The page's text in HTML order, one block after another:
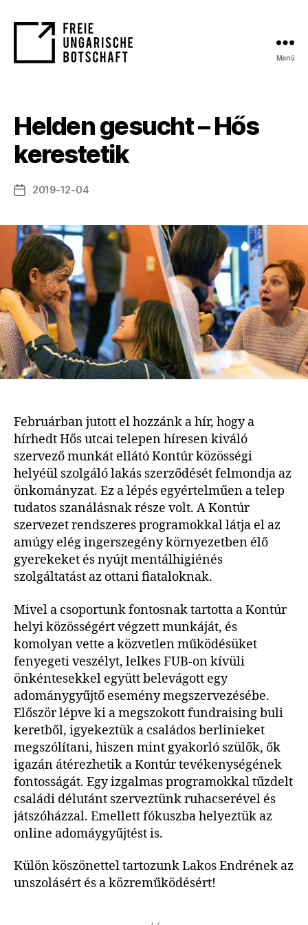
Menü
Helden gesucht – Hős
kerestetik
Bejegyzés
2019-12-04
Februárban jutott el hozzánk a hír, hogy a
hírhedt Hős utcai telepen híresen kiváló
szervező munkát ellátó Kontúr közösségi
helyéül szolgáló lakás szerződését felmondja az
önkományzat. Ez a lépés egyértelműen a telep
tudatos szanálásnak része volt. A Kontúr
szervezet rendszeres programokkal látja el az
amúgy elég ingerszegény környezetben élő
gyerekeket és nyújt mentálhigiénés
szolgáltatást az ottani fiataloknak.
Mivel a csoportunk fontosnak tartotta a Kontúr
helyi közösségért végzett munkáját, és
komolyan vette a közvetlen működésüket
fenyegeti veszélyt, lelkes FUB-on kívüli
önkéntesekkel együtt belevágott egy
adománygyűjtő esemény megszervezésébe.
Először lépve ki a megszokott fundraising buli
keretből, igyekeztük a családos berlinieket
megszólítani, hiszen mint gyakorló szülők, ők
igazán átérezhetik a Kontúr tevékenységének
fontosságát. Egy izgalmas programokkal tűzdelt
családi délutánt szerveztünk ruhacserével és
játszóházzal. Emellett fókuszba helyeztük az
online adomáygyűjtést is.
Külön köszönettel tartozunk Lakos Endrének az
unszolásért és a közreműködésért!